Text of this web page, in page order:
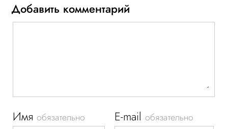
Добавить комментарий
Имяобязательно E-mailобязательно